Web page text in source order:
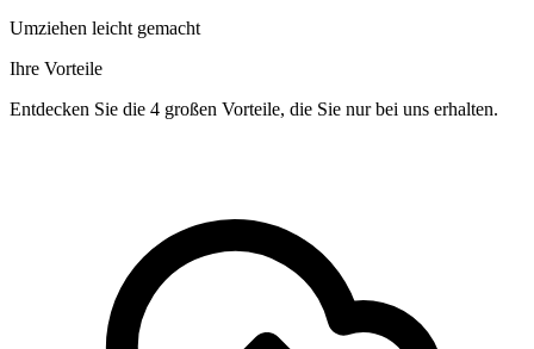
Umziehen leicht gemacht
Ihre Vorteile
Entdecken Sie die 4 großen Vorteile, die Sie nur bei uns erhalten.